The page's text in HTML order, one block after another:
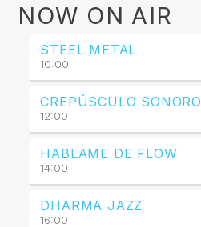
NOW ON AIR
STEEL METAL
10:00
CREPÚSCULO SONORO
12:00
HABLAME DE FLOW
14:00
DHARMA JAZZ
16:00